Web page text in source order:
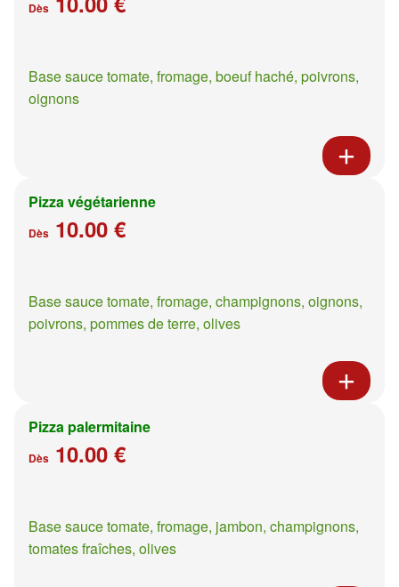
Dès
Base sauce tomate, fromage, boeuf haché, poivrons,
oignons
Pizza végétarienne
Dès 10.00 €
Base sauce tomate, fromage, champignons, oignons,
poivrons, pommes de terre, olives
Pizza palermitaine
Dès 10.00 €
Base sauce tomate, fromage, jambon, champignons,
tomates fraîches, olives